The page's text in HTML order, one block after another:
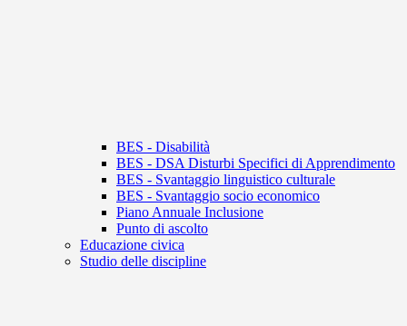
BES - Disabilità
BES - DSA Disturbi Specifici di Apprendimento
BES - Svantaggio linguistico culturale
BES - Svantaggio socio economico
Piano Annuale Inclusione
Punto di ascolto
Educazione civica
Studio delle discipline